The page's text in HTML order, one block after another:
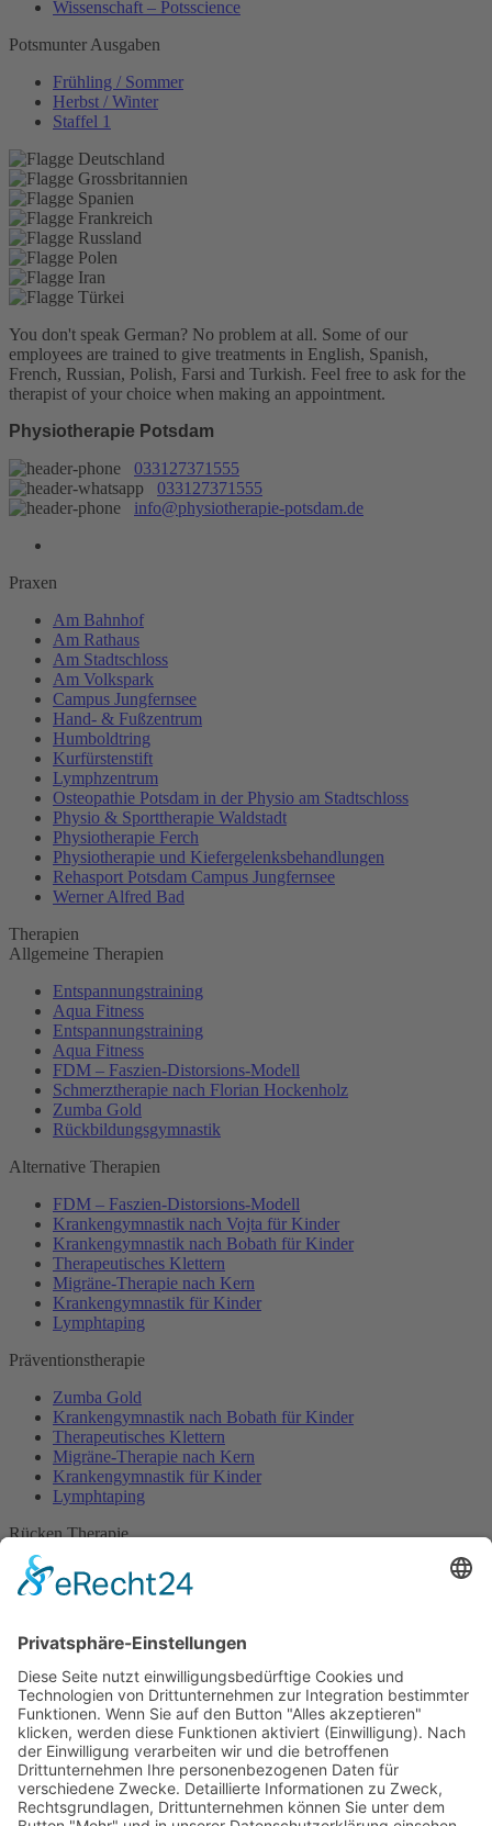
Wissenschaft – Potsscience
Potsmunter Ausgaben
Frühling / Sommer
Herbst / Winter
Staffel 1
You don't speak German? No problem at all. Some of our
employees are trained to give treatments in English, Spanish,
French, Russian, Polish, Farsi and Turkish. Feel free to ask for the
therapist of your choice when making an appointment.
Physiotherapie Potsdam
033127371555
033127371555
info@physiotherapie-potsdam.de
Praxen
Am Bahnhof
Am Rathaus
Am Stadtschloss
Am Volkspark
Campus Jungfernsee
Hand- & Fußzentrum
Humboldtring
Kurfürstenstift
Lymphzentrum
Osteopathie Potsdam in der Physio am Stadtschloss
Physio & Sporttherapie Waldstadt
Physiotherapie Ferch
Physiotherapie und Kiefergelenksbehandlungen
Rehasport Potsdam Campus Jungfernsee
Werner Alfred Bad
Therapien
Allgemeine Therapien
Entspannungstraining
Aqua Fitness
Entspannungstraining
Aqua Fitness
FDM – Faszien-Distorsions-Modell
Schmerztherapie nach Florian Hockenholz
Zumba Gold
Rückbildungsgymnastik
Alternative Therapien
FDM – Faszien-Distorsions-Modell
Krankengymnastik nach Vojta für Kinder
Krankengymnastik nach Bobath für Kinder
Therapeutisches Klettern
Migräne-Therapie nach Kern
Krankengymnastik für Kinder
Lymphtaping
Präventionstherapie
Zumba Gold
Krankengymnastik nach Bobath für Kinder
Therapeutisches Klettern
Migräne-Therapie nach Kern
Krankengymnastik für Kinder
Lymphtaping
Rücken Therapie
Therapeutisches Klettern
Entspannungstraining
Zumba Gold
Rückbildungsgymnastik
Kinder Therapie
Krankengymnastik nach Vojta für Kinder
Krankengymnastik nach Bobath für Kinder
Krankengymnastik für Kinder
Therapeuten